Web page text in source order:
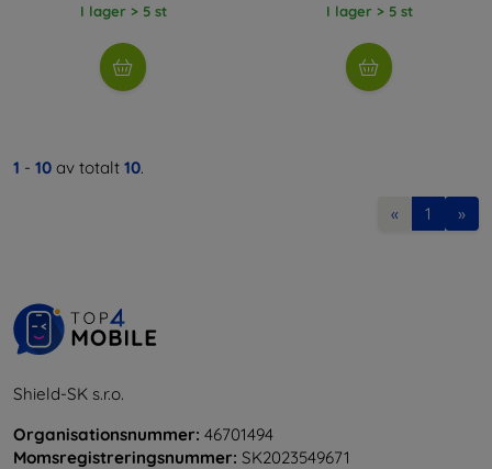
I lager > 5 st I lager > 5 st
1 - 10 av totalt 10.
« 1 »
Shield-SK s.r.o.
Organisationsnummer: 46701494
Momsregistreringsnummer: SK2023549671